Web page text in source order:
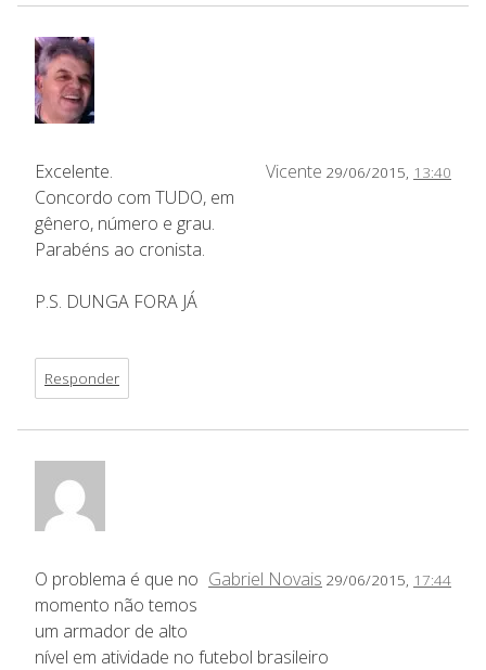
Vicente 29/06/2015, 13:40
Excelente.
Concordo com TUDO, em
gênero, número e grau.
Parabéns ao cronista.
P.S. DUNGA FORA JÁ
Responder
Gabriel Novais 29/06/2015, 17:44
O problema é que no
momento não temos
um armador de alto
nível em atividade no futebol brasileiro